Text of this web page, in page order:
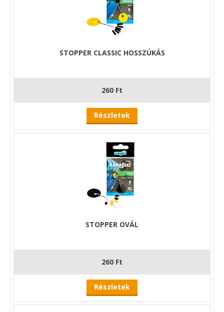
STOPPER CLASSIC HOSSZÚKÁS
260 Ft
Részletek
STOPPER OVÁL
260 Ft
Részletek